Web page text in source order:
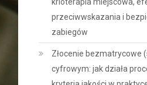
przeciwwskazania i
zabiegów
Złocenie bezmatrycowe
cyfrowym: jak działa